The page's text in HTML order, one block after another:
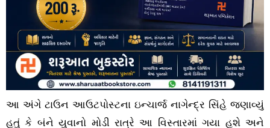
આ અંગે ટાઉન આઉટપોસ્ટના ઇન્ચાર્જ નાગેન્દ્ર સિંહે જણાવ્યું
હતું કે બંને યુવાનો મોડી રાત્રે આ વિસ્તારમાં ગયા હશે અને